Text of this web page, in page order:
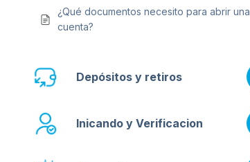
¿Qué documentos necesito para abrir una
cuenta?
Depósitos y retiros
Inicando y Verificacion